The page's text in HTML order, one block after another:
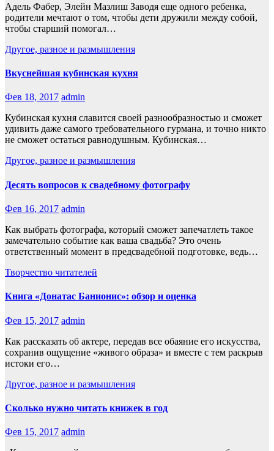
Адель Фабер, Элейн Мазлиш Заводя еще одного ребенка,
родители мечтают о том, чтобы дети дружили между собой,
чтобы старший помогал…
Другое, разное и размышления
Вкуснейшая кубинская кухня
Фев 18, 2017 admin
Кубинская кухня славится своей разнообразностью и сможет
удивить даже самого требовательного гурмана, и точно никто
не сможет остаться равнодушным. Кубинская…
Другое, разное и размышления
Десять вопросов к свадебному фотографу
Фев 16, 2017 admin
Как выбрать фотографа, который сможет запечатлеть такое
замечательно событие как ваша свадьба? Это очень
ответственный момент в предсвадебной подготовке, ведь…
Творчество читателей
Книга «Донатас Банионис»: обзор и оценка
Фев 15, 2017 admin
Как рассказать об актере, передав все обаяние его искусства,
сохранив ощущение «живого образа» и вместе с тем раскрыв
истоки его…
Другое, разное и размышления
Сколько нужно читать книжек в год
Фев 15, 2017 admin